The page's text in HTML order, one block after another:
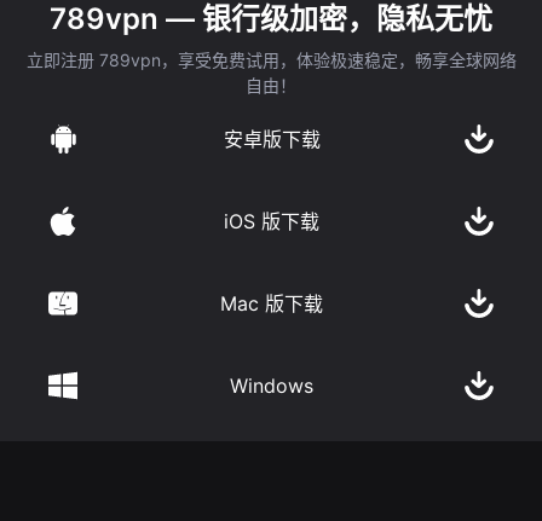
789vpn — 银行级加密，隐私无忧
立即注册 789vpn，享受免费试用，体验极速稳定，畅享全球网络
自由！
安卓版下载
iOS 版下载
Mac 版下载
Windows